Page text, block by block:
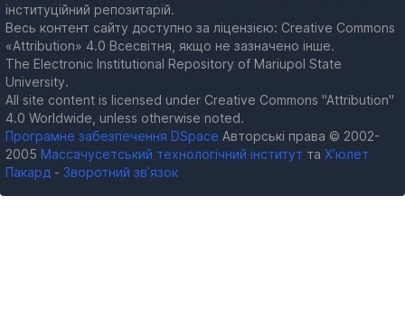
інституційний репозитарій.
Весь контент сайту доступно за ліцензією: Creative Commons
«Attribution» 4.0 Всесвітня, якщо не зазначено інше.
The Electronic Institutional Repository of Mariupol State
University.
All site content is licensed under Creative Commons "Attribution"
4.0 Worldwide, unless otherwise noted.
Програмне забезпечення DSpace Авторські права © 2002-
2005 Массачусетський технологічний інститут та Х’юлет
Пакард - Зворотний зв’язок